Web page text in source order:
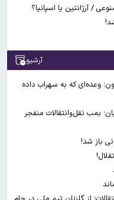
آرشیو
وعده‌ای که به سهراب داده
بمب نقل‌وانتقالات منفجر
باز شد!